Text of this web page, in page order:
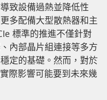
致設備過熱並降低性
多配備大型散熱器和主
標準的推進不僅針對
內部晶片組連接等多方
定的基礎。然而，對於
際影響可能要到未來幾